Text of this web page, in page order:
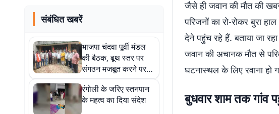
संबंधित खबरें
भाजपा चंदवा पूर्वी मंडल
की बैठक, बूथ स्तर पर
संगठन मजबूत करने पर
जोर
रंगोली के जरिए स्तनपान
के महत्व का दिया संदेश
जैसे ही जवान की मौत की
परिजनों का रो-रोकर बुरा
देने पहुंच रहे हैं. बताया जा
जवान की अचानक मौत से
घटनास्थल के लिए रवाना हो
बुधवार शाम तक गांव